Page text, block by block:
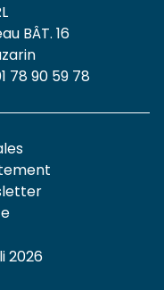
BÂT. 16
78 90 59 78
2026